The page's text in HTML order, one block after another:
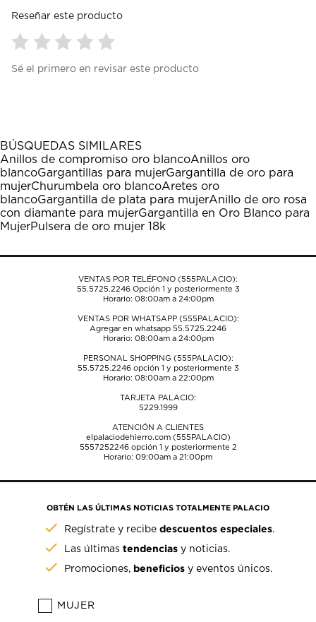
Reseñar este producto
para
1
estrella
Esta
acción
abrirá
el
formulario
de
para
estrellas.
Esta
acción
abrirá
el
formulario
de
para
estrellas.
Esta
acción
abrirá
el
formulario
de
para
estrellas.
Esta
acción
abrirá
el
formulario
de
para
estrellas.
Esta
acción
abrirá
el
formulario
de
Sé el primero en revisar este producto
BÚSQUEDAS SIMILARES
Anillos de compromiso oro blancoAnillos oro
blancoGargantillas para mujerGargantilla de oro para
mujerChurumbela oro blancoAretes oro
blancoGargantilla de plata para mujerAnillo de oro rosa
con diamante para mujerGargantilla en Oro Blanco para
MujerPulsera de oro mujer 18k
VENTAS POR TELÉFONO (555PALACIO):
55.5725.2246Opción 1 y posteriormente 3
Horario: 08:00am a 24:00pm
VENTAS POR WHATSAPP (555PALACIO):
Agregar en whatsapp 55.5725.2246
Horario: 08:00am a 24:00pm
PERSONAL SHOPPING (555PALACIO):
55.5725.2246opción 1 y posteriormente 3
Horario: 08:00am a 22:00pm
TARJETA PALACIO:
5229.1999
ATENCIÓN A CLIENTES
elpalaciodehierro.com (555PALACIO)
5557252246opción 1 y posteriormente 2
Horario: 09:00am a 21:00pm
OBTÉN LAS ÚLTIMAS NOTICIAS TOTALMENTE PALACIO
Regístrate y recibedescuentos especiales.
Las últimastendencias y noticias.
Promociones, beneficios y eventos únicos.
MUJER